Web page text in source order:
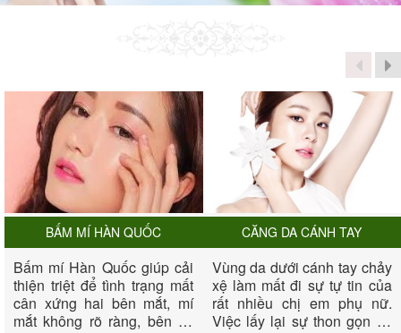
BẤM MÍ HÀN QUỐC
Bấm mí Hàn Quốc giúp cải
thiện triệt để tình trạng mất
cân xứng hai bên mắt, mí
mắt không rõ ràng, bên có
CĂNG DA CÁNH TAY
Vùng da dưới cánh tay chảy
xệ làm mất đi sự tự tin của
rất nhiều chị em phụ nữ.
Việc lấy lại sự thon gọn và